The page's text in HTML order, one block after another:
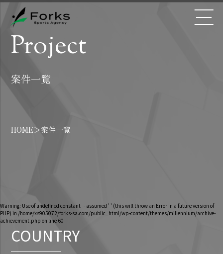
Project
案件一覧
HOME＞案件一覧
Warning: Use of undefined constant - assumed ' ' (this will throw an Error in a future version of
PHP) in /home/xs905072/forks-sa.com/public_html/wp-content/themes/millennium/archive-
achievement.php on line 60
COUNTRY